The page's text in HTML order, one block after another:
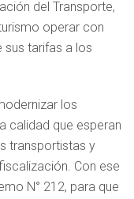
del Transporte,
operar con
tarifas a los
los
calidad que esperan
transportistas y
Con ese
N° 212, para que